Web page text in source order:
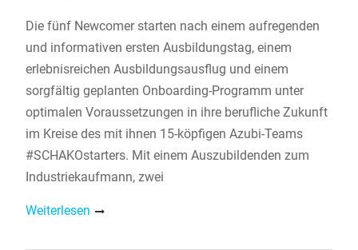
Die fünf Newcomer starten nach einem aufregenden
und informativen ersten Ausbildungstag, einem
erlebnisreichen Ausbildungsausflug und einem
sorgfältig geplanten Onboarding-Programm unter
optimalen Voraussetzungen in ihre berufliche Zukunft
im Kreise des mit ihnen 15-köpfigen Azubi-Teams
#SCHAKOstarters. Mit einem Auszubildenden zum
Industriekaufmann, zwei
Weiterlesen